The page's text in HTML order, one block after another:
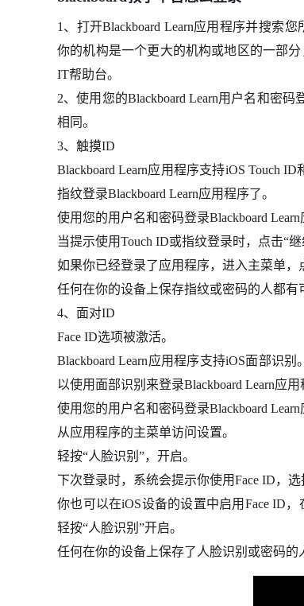
1、打开Blackboard Learn应用程序并搜索
你的机构是一个更大的机构或地区的一部
IT帮助台。
2、使用您的Blackboard Learn用户名和密
相同。
3、触摸ID
Blackboard Learn应用程序支持iOS Touch
指纹登录Blackboard Learn应用程序了。
使用您的用户名和密码登录Blackboard Learn
当提示使用Touch ID或指纹登录时，点击“继
如果你已经登录了应用程序，进入主菜单，
任何在你的设备上保存指纹或密码的人都有
4、面对ID
Face ID选项被激活。
Blackboard Learn应用程序支持iOS面部识
以使用面部识别来登录Blackboard Learn应用
使用您的用户名和密码登录Blackboard Learn
从应用程序的主菜单访问设置。
轻按“人脸识别”，开启。
下次登录时，系统会提示你使用Face ID，选
你也可以在iOS设备的设置中启用Face ID，
轻按“人脸识别”开启。
任何在你的设备上保存了人脸识别或密码的